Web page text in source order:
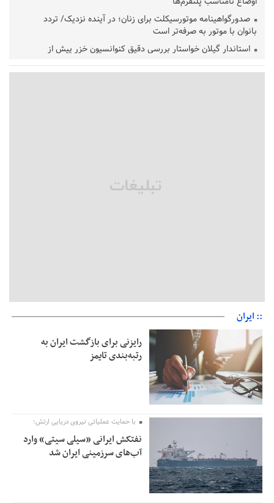
صدورگواهینامه موتورسیکلت برای زنان؛ در آینده نزدیک/ تردد
بانوان با موتور به‌ صرفه‌تر است
استاندار گیلان خواستار بررسی دقیق کنوانسیون خزر پیش از
:: ایران
رایزنی برای بازگشت ایران به
رتبه‌بندی تایمز
با حمایت عملیاتی نیروی دریایی ارتش؛
نفتکش ایرانی «سیلی سیتی» وارد
آب‌های سرزمینی ایران شد